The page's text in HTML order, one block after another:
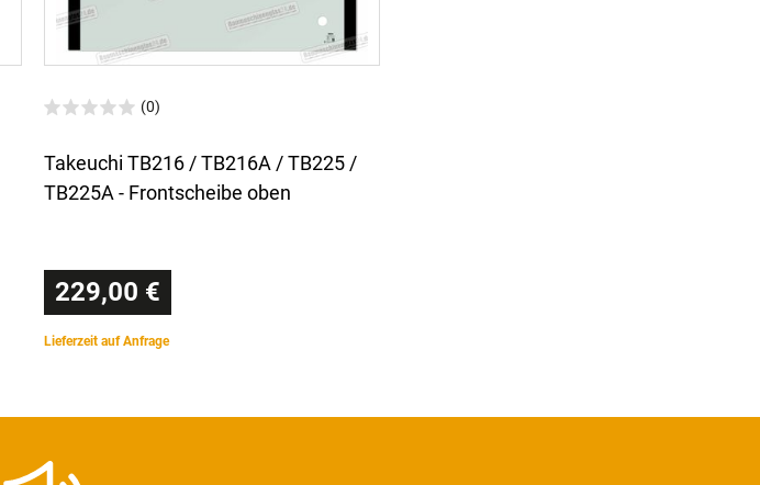
(0)
Takeuchi TB216 / TB216A / TB225 /
TB225A - Frontscheibe oben
229,00 €
Lieferzeit auf Anfrage